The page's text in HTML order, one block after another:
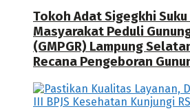
Tokoh Adat Sigegkhi Suku
Masyarakat Peduli
(GMPGR) Lampung
Recana Pengeboran